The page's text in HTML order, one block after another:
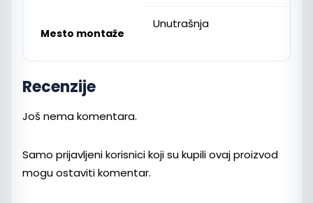
Mesto montaže
Unutrašnja
Recenzije
Još nema komentara.
Samo prijavljeni korisnici koji su kupili ovaj proizvod
mogu ostaviti komentar.